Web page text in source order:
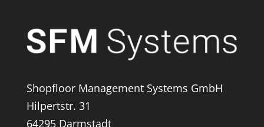
Shopfloor Management Systems GmbH
Hilpertstr. 31
64295 Darmstadt